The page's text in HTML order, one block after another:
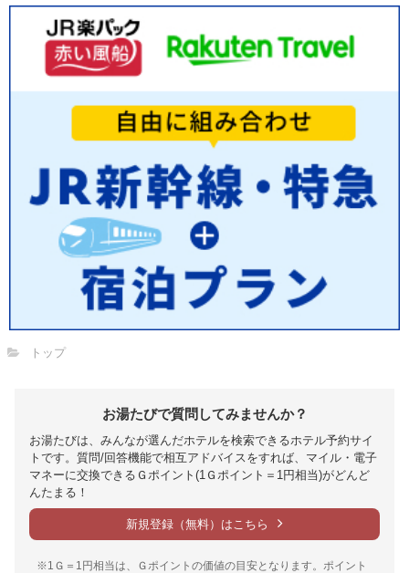
トップ
お湯たびで質問してみませんか？
お湯たびは、みんなが選んだホテルを検索できるホテル予約サイ
トです。質問/回答機能で相互アドバイスをすれば、マイル・電子
マネーに交換できるＧポイント(1Ｇポイント＝1円相当)がどんど
んたまる！
新規登録（無料）はこちら
※1Ｇ＝1円相当は、Ｇポイントの価値の目安となります。ポイント